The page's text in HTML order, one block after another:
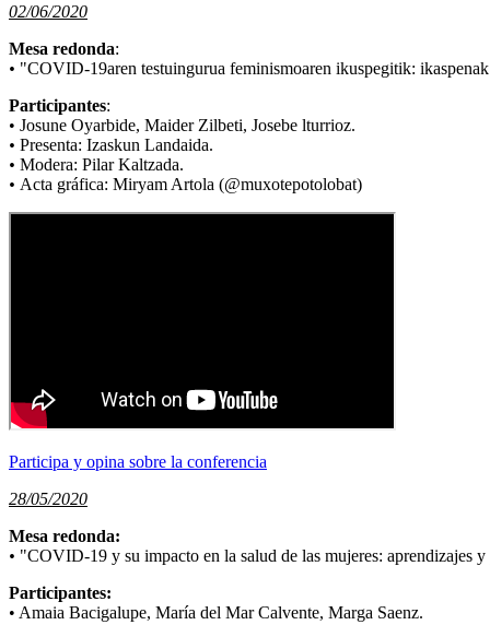
02/06/2020
Mesa redonda:
• "COVID-19aren testuingurua feminismoaren ikuspegitik:
Participantes:
• Josune Oyarbide, Maider Zilbeti, Josebe lturrioz.
• Presenta: Izaskun Landaida.
• Modera: Pilar Kaltzada.
• Acta gráfica: Miryam Artola (@muxotepotolobat)
Participa y opina sobre la conferencia
28/05/2020
Mesa redonda:
• "COVID-19 y su impacto en la salud de las mujeres: aprendizajes y
Participantes:
• Amaia Bacigalupe, María del Mar Calvente, Marga Saenz.